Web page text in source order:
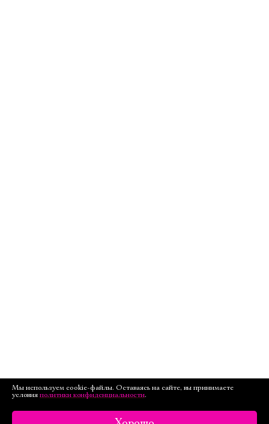
Мы используем cookie-файлы. Оставаясь на сайте, вы принимаете
условия политики конфиденциальности.